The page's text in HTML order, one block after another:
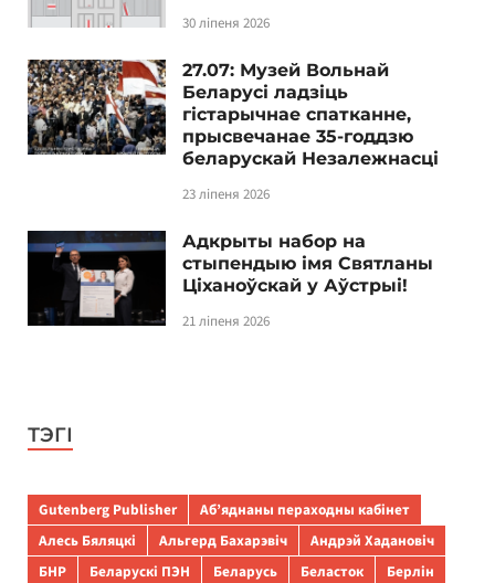
30 ліпеня 2026
27.07: Музей Вольнай
Беларусі ладзіць
гістарычнае спатканне,
прысвечанае 35-годдзю
беларускай Незалежнасці
23 ліпеня 2026
Адкрыты набор на
стыпендыю імя Святланы
Ціханоўскай у Аўстрыі!
21 ліпеня 2026
ТЭГІ
Gutenberg Publisher
Аб’яднаны пераходны кабінет
Алесь Бяляцкі
Альгерд Бахарэвіч
Андрэй Хадановіч
БНР
Беларускі ПЭН Беларусь Беласток
Берлін